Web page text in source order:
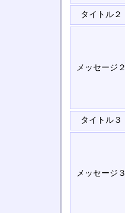
タイトル２
メッセージ２
タイトル３
メッセージ３